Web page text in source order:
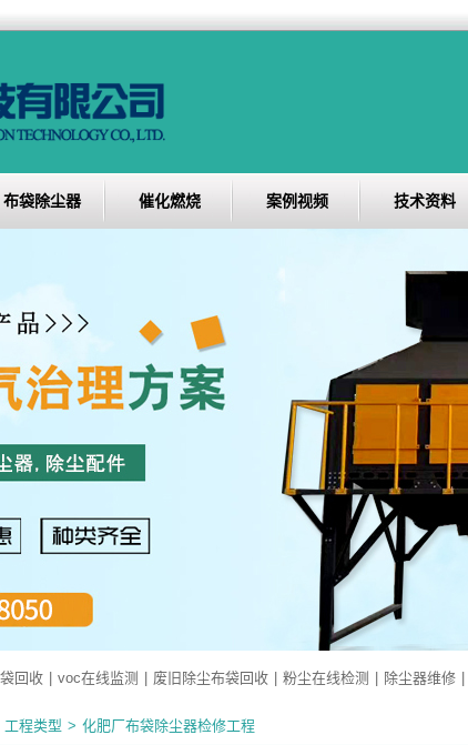
布袋除尘器 催化燃烧 案例视频 技术资料
回收 voc在线监测 废旧除尘布袋回收 粉尘在线检测 除尘器维修
工程类型 > 化肥厂布袋除尘器检修工程